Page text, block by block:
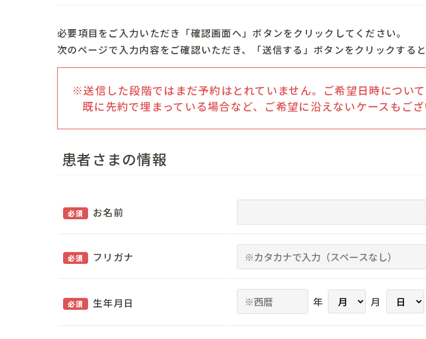
必要項目をご入力いただき「確認画面へ」ボタンをクリックしてください。
次のページで入力内容をご確認いただき、「送信する」ボタンをクリックする
※送信した段階ではまだ予約はとれていません。ご希望日時につい
既に先約で埋まっている場合など、ご希望に沿えないケースもご
患者さまの情報
必須 お名前
必須 フリガナ
必須 生年月日 年 月